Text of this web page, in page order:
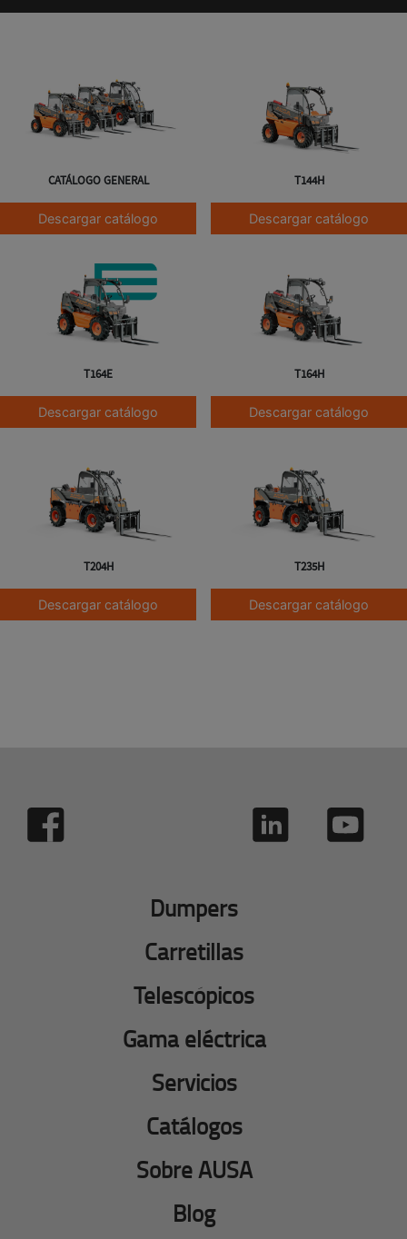
CATÁLOGO GENERAL
Descargar catálogo
T144H
Descargar catálogo
T164E
Descargar catálogo
T164H
Descargar catálogo
T204H
Descargar catálogo
T235H
Descargar catálogo
Dumpers
Carretillas
Telescópicos
Gama eléctrica
Servicios
Catálogos
Sobre AUSA
Blog